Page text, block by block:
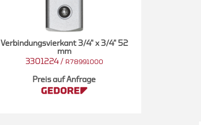
Verbindungsvierkant 3/4" x 3/4" 52
mm
3301224 / R78991000
Preis auf Anfrage